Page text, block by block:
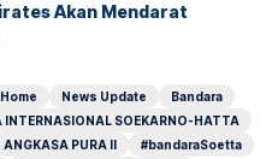
Akan Mendarat
Home News Update
Bandara
INTERNASIONAL SOEKARNO-HATTA
ANGKASA PURA II
#bandaraSoetta